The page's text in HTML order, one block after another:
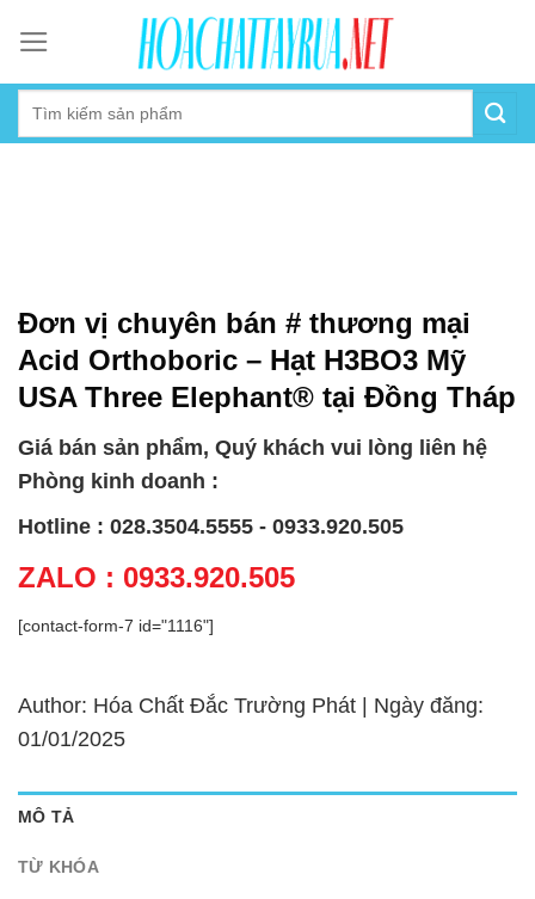
content
Đơn vị chuyên bán # thương mại
Acid Orthoboric – Hạt H3BO3 Mỹ
USA Three Elephant® tại Đồng Tháp
Giá bán sản phẩm, Quý khách vui lòng liên hệ
Phòng kinh doanh :
Hotline : 028.3504.5555 - 0933.920.505
ZALO : 0933.920.505
[contact-form-7 id="1116"]
Author: Hóa Chất Đắc Trường Phát | Ngày đăng:
01/01/2025
MÔ TẢ
TỪ KHÓA